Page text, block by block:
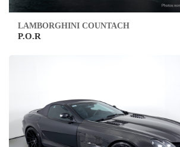
LAMBORGHINI COUNTACH
P.O.R